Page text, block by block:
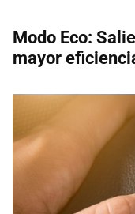
Modo Eco:
mayor